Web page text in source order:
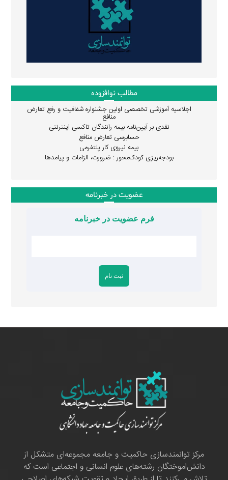
مطالب نوافزوده
اجلاسیه آموزشی تخصصی اولین جشنواره شفافیت و رفع تعارض
منافع
نقدی بر آیین‌نامه بیمه رانندگان تاکسی اینترنتی
حسابرسی تعارض منافع
بیمه نیروی کار پلتفرمی
بودجه‌ریزی کودک‌محور : ضرورت، الزامات و پیامدها
عضویت در خبرنامه
فرم عضویت در خبرنامه
مرکز توانمندسازی حاکمیت و جامعه مجموعه‌ای متشکل از
دانش‌اموختگان رشته‌های علوم انسانی و اجتماعی است که